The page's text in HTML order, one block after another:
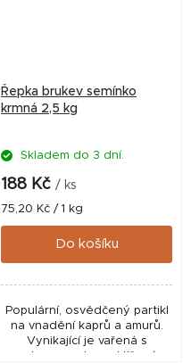
Řepka brukev semínko
krmná 2,5 kg
Skladem do 3 dní.
188 Kč / ks
Měrná
cena:
75,20 Kč / 1 kg
Do košíku
Populární, osvědčený partikl
na vnadění kaprů a amurů.
Vynikající je vařená s
melasou, nebo naklíčená.